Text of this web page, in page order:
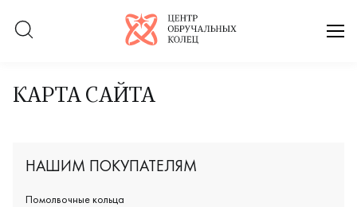
Логотип компании
КАРТА САЙТА
НАШИМ ПОКУПАТЕЛЯМ
Помолвочные кольца